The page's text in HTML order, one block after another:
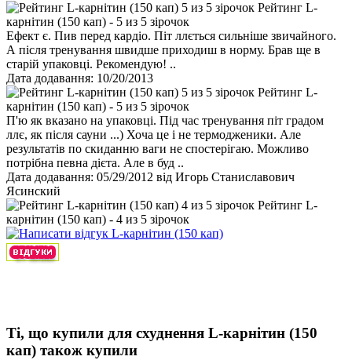
Рейтинг L-
карнітин (150 кап) - 5 из 5 зірочок
Ефект є. Пив перед кардіо. Піт ллється сильніше звичайного.
А після тренування швидше приходиш в норму. Брав ще в
старій упаковці. Рекомендую! ..
Дата додавання: 10/20/2013
Рейтинг L-
карнітин (150 кап) - 5 из 5 зірочок
П'ю як вказано на упаковці. Під час тренування піт градом
ллє, як після сауни ...) Хоча це і не термодженики. Але
результатів по скиданню ваги не спостерігаю. Можливо
потрібна певна дієта. Але в буд ..
Дата додавання: 05/29/2012 від Игорь Станиславович
Ясинский
Рейтинг L-
карнітин (150 кап) - 4 из 5 зірочок
Ті, що купили для схуднення L-карнітин (150
кап) також купили